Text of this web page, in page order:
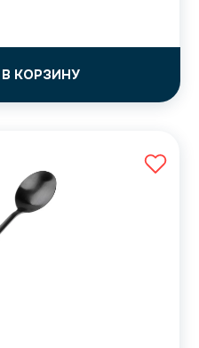
КОРЗИНУ